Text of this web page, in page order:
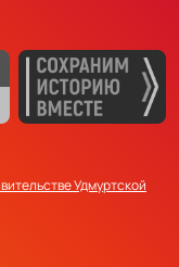
Удмуртской